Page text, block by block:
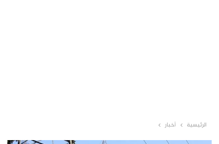
الرئيسية أخبار